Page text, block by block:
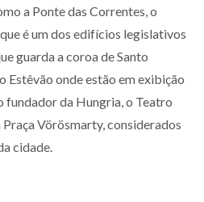
a Ponte das Correntes, o
é um dos edifícios legislativos
guarda a coroa de Santo
Estêvão onde estão em exibição
fundador da Hungria, o Teatro
Vörösmarty, considerados
cidade.